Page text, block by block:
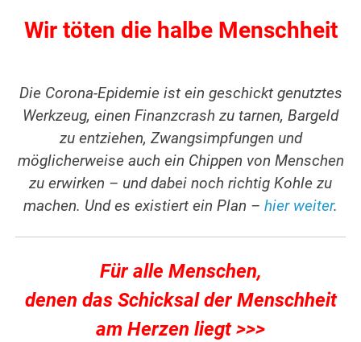
Wir töten die halbe Menschheit
Die Corona-Epidemie ist ein geschickt genutztes
Werkzeug, einen Finanzcrash zu tarnen, Bargeld
zu entziehen, Zwangsimpfungen und
möglicherweise auch ein Chippen von Menschen
zu erwirken – und dabei noch richtig Kohle zu
machen. Und es existiert ein Plan – hier weiter.
Für alle Menschen,
denen das Schicksal der Menschheit
am Herzen liegt >>>